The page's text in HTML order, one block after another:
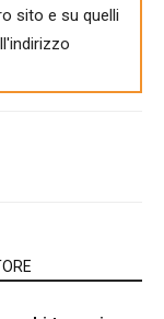
sito e su quelli